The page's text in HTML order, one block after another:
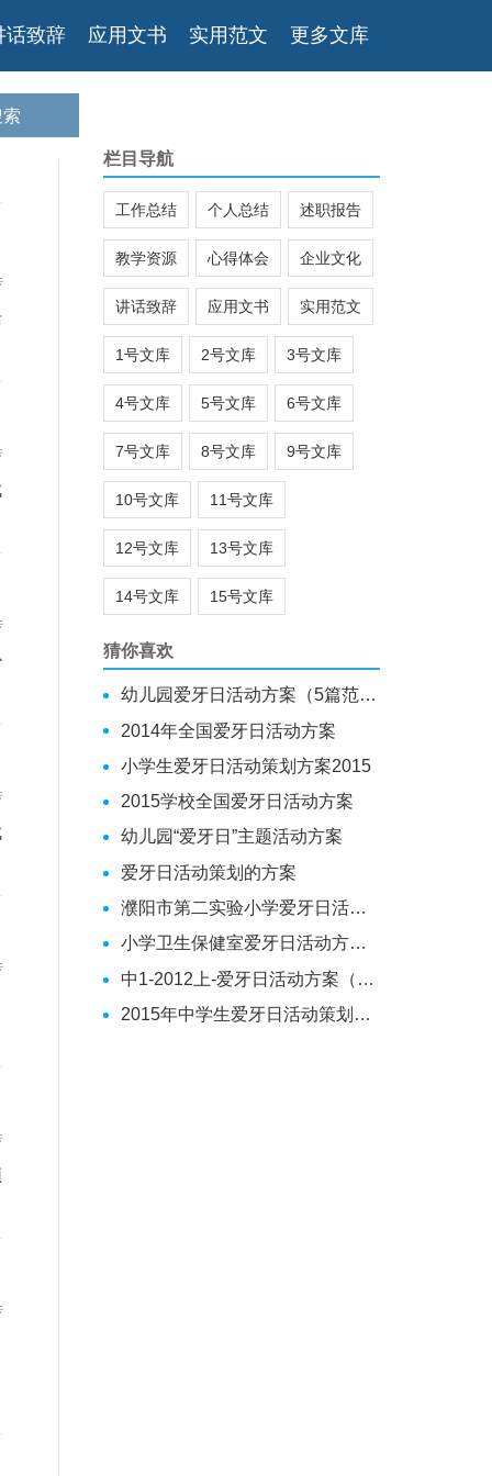
话致辞 应用文书 实用范文 更多文库
栏目导航
工作总结 个人总结 述职报告
教学资源 心得体会 企业文化
讲话致辞 应用文书 实用范文
1号文库 2号文库 3号文库
4号文库 5号文库 6号文库
7号文库 8号文库 9号文库
10号文库 11号文库
12号文库 13号文库
14号文库 15号文库
猜你喜欢
幼儿园爱牙日活动方案（5篇范文）
2014年全国爱牙日活动方案
小学生爱牙日活动策划方案2015
2015学校全国爱牙日活动方案
幼儿园“爱牙日”主题活动方案
爱牙日活动策划的方案
濮阳市第二实验小学爱牙日活动方案[推荐阅读]
小学卫生保健室爱牙日活动方案与总结
中1-2012上-爱牙日活动方案（精选）
2015年中学生爱牙日活动策划方案[大全]